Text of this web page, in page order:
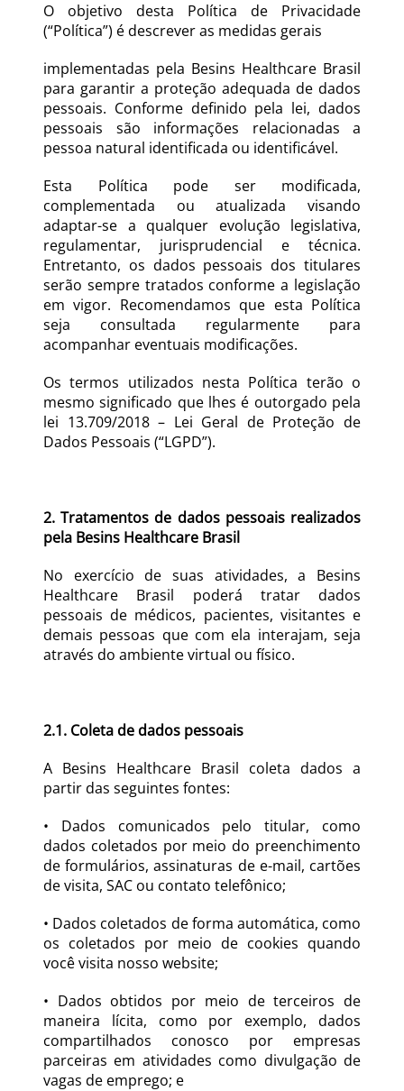
O objetivo desta Política de Privacidade
(“Política”) é descrever as medidas gerais
implementadas pela Besins Healthcare Brasil
para garantir a proteção adequada de dados
pessoais. Conforme definido pela lei, dados
pessoais são informações relacionadas a
pessoa natural identificada ou identificável.
Esta Política pode ser modificada,
complementada ou atualizada visando
adaptar-se a qualquer evolução legislativa,
regulamentar, jurisprudencial e técnica.
Entretanto, os dados pessoais dos titulares
serão sempre tratados conforme a legislação
em vigor. Recomendamos que esta Política
seja consultada regularmente para
acompanhar eventuais modificações.
Os termos utilizados nesta Política terão o
mesmo significado que lhes é outorgado pela
lei 13.709/2018 – Lei Geral de Proteção de
Dados Pessoais (“LGPD”).
2. Tratamentos de dados pessoais realizados
pela Besins Healthcare Brasil
No exercício de suas atividades, a Besins
Healthcare Brasil poderá tratar dados
pessoais de médicos, pacientes, visitantes e
demais pessoas que com ela interajam, seja
através do ambiente virtual ou físico.
2.1. Coleta de dados pessoais
A Besins Healthcare Brasil coleta dados a
partir das seguintes fontes:
• Dados comunicados pelo titular, como
dados coletados por meio do preenchimento
de formulários, assinaturas de e-mail, cartões
de visita, SAC ou contato telefônico;
• Dados coletados de forma automática, como
os coletados por meio de cookies quando
você visita nosso website;
• Dados obtidos por meio de terceiros de
maneira lícita, como por exemplo, dados
compartilhados conosco por empresas
parceiras em atividades como divulgação de
vagas de emprego; e